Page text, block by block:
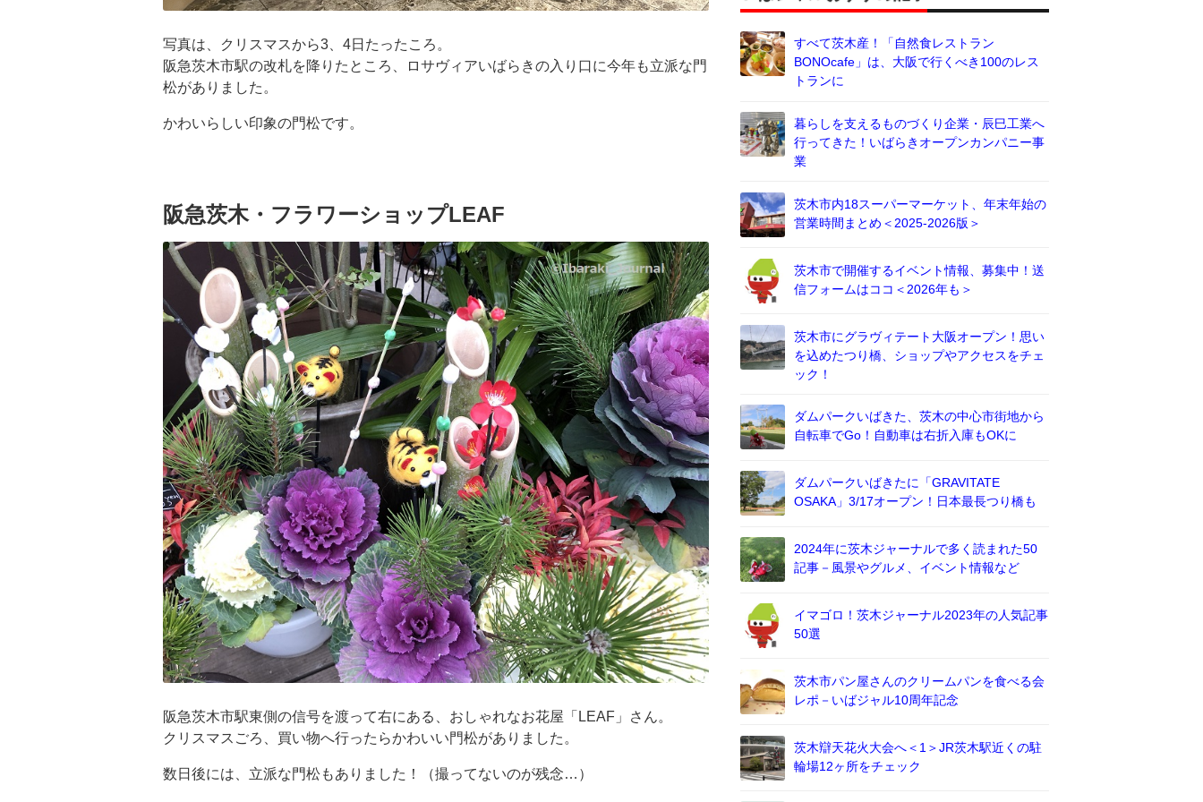
写真は、クリスマスから3、4日たったころ。
阪急茨木市駅の改札を降りたところ、ロサヴィアいばらきの入り口に今年も立派な門
松がありました。
かわいらしい印象の門松です。
阪急茨木・フラワーショップLEAF
阪急茨木市駅東側の信号を渡って右にある、おしゃれなお花屋「LEAF」さん。
クリスマスごろ、買い物へ行ったらかわいい門松がありました。
数日後には、立派な門松もありました！（撮ってないのが残念…）
すべて茨木産！「自然食レストラン
BONOcafe」は、大阪で行くべき100のレス
トランに
暮らしを支えるものづくり企業・辰巳工業へ
行ってきた！いばらきオープンカンパニー事
業
茨木市内18スーパーマーケット、年末年始の
営業時間まとめ＜2025-2026版＞
茨木市で開催するイベント情報、募集中！送
信フォームはココ＜2026年も＞
茨木市にグラヴィテート大阪オープン！思い
を込めたつり橋、ショップやアクセスをチェ
ック！
ダムパークいばきた、茨木の中心市街地から
自転車でGo！自動車は右折入庫もOKに
ダムパークいばきたに「GRAVITATE
OSAKA」3/17オープン！日本最長つり橋も
2024年に茨木ジャーナルで多く読まれた50
記事－風景やグルメ、イベント情報など
イマゴロ！茨木ジャーナル2023年の人気記事
50選
茨木市パン屋さんのクリームパンを食べる会
レポ－いばジャル10周年記念
茨木辯天花火大会へ＜1＞JR茨木駅近くの駐
輪場12ヶ所をチェック